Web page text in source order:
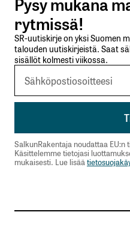
Lähetä kommentti
rytmissä!
SR-uutiskirje on yksi Suomen
talouden uutiskirjeistä. Saat
sisällöt kolmesti viikossa.
SalkunRakentaja noudattaa EU:n
Käsittelemme tietojasi
mukaisesti. Lue lisää